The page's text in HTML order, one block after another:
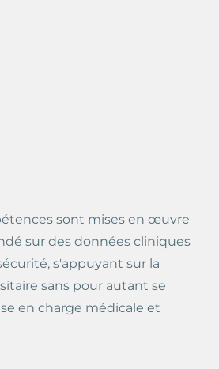
sont mises en œuvre
sur des données cliniques
s'appuyant sur la
sans pour autant se
en charge médicale et